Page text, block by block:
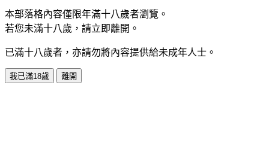
本部落格內容僅限年滿十八歲者瀏覽。
若您未滿十八歲，請立即離開。
已滿十八歲者，亦請勿將內容提供給未成年人士。
我已滿18歲 離開